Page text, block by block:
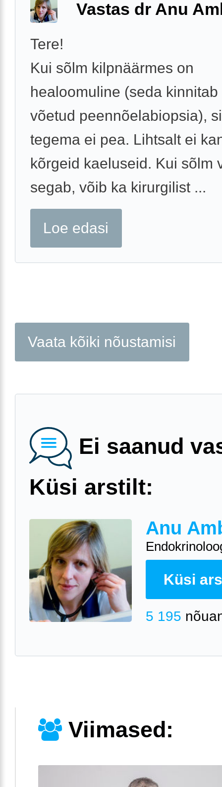
Vastas dr Anu
Tere!
Kui sõlm kilpnäärmes on
healoomuline (seda
võetud peennõelabiopsia),
tegema ei pea. Lihtsalt ei
kõrgeid kaeluseid. Kui sõlm
segab, võib ka kirurgilist ...
Loe edasi
Vaata kõiki nõustamisi
Ei saanud
Küsi arstilt:
Anu
Küsi
5 195
Viimased: